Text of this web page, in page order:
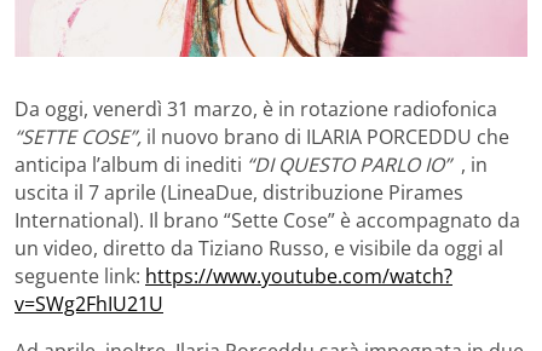
Da oggi, venerdì 31 marzo, è in rotazione radiofonica
“SETTE COSE”, il nuovo brano di ILARIA PORCEDDU che
anticipa l’album di inediti “DI QUESTO PARLO IO”, in
uscita il 7 aprile (LineaDue, distribuzione Pirames
International). Il brano “Sette Cose” è accompagnato da
un video, diretto da Tiziano Russo, e visibile da oggi al
seguente link: https://www.youtube.com/watch?
v=SWg2FhIU21U